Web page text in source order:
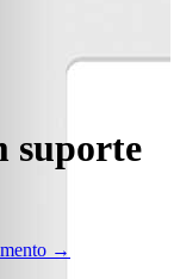
suporte
→